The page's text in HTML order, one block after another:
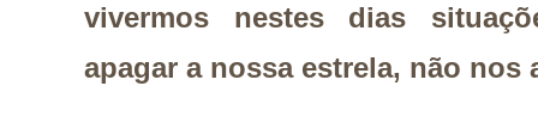
vivermos nestes dias
apagar a nossa estrela, não nos